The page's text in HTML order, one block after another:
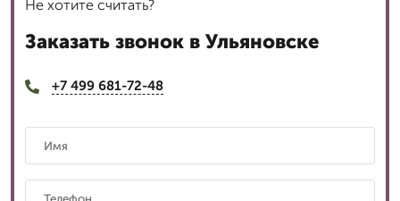
Не хотите считать?
Заказать звонок в Ульяновске
+7 499 681-72-48